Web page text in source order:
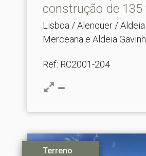
construção de 135
em Me.​..
Lisboa / Alenquer /
Merceana e Aldeia
Ref: RC2001-204
Terreno